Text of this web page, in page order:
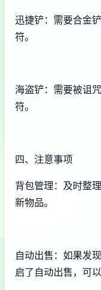
迅捷铲：需要合金
符。
海盗铲：需要被诅
符。
四、注意事项
背包管理：及时整
新物品。
自动出售：如果发
启了自动出售，可